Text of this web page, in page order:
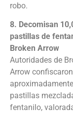
robo.
8. Decomisan
pastillas de
Broken Arrow
Autoridades de
Arrow confiscaron
pastillas
fentanilo,